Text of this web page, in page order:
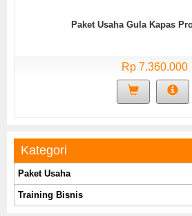
Paket Usaha Gula Kapas
Rp 7.360.000
Kategori
Paket Usaha
Training Bisnis